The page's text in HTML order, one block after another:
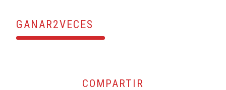
GANAR2VECES
COMPARTIR